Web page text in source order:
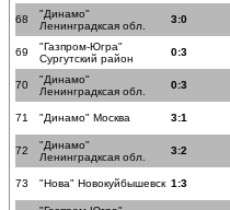
68
"Динамо"
Ленинградксая обл.
3:0
69
"Газпром-Югра"
Сургутский район
0:3
70
"Динамо"
Ленинградксая обл.
0:3
71 "Динамо" Москва 3:1
72
"Динамо"
Ленинградксая обл.
3:2
73 "Нова" Новокуйбышевск 1:3